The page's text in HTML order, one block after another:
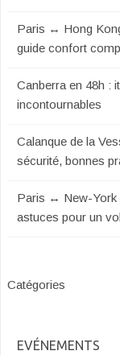
Paris ↔ Hong
guide confort
Canberra en 48h :
incontournables
Calanque de la
sécurité, bonnes
Paris ↔ New-York
astuces pour un
Catégories
EVÉNEMENTS